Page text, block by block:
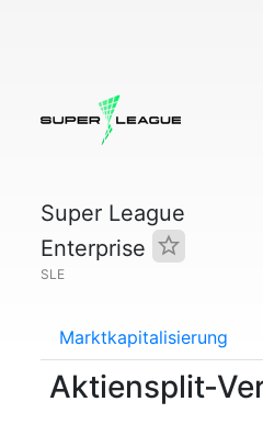
Super League
Enterprise
SLE
Marktkapitalisierung
Aktiensplit-